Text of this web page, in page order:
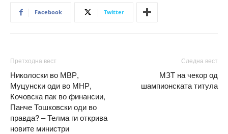
Facebook Twitter
Претходна вест
Николоски во МВР,
Муцунски оди во МНР,
Кочовска пак во финансии,
Панче Тошковски оди во
правда? – Телма ги открива
новите министри
Следна вест
МЗТ на чекор од
шампионската титула